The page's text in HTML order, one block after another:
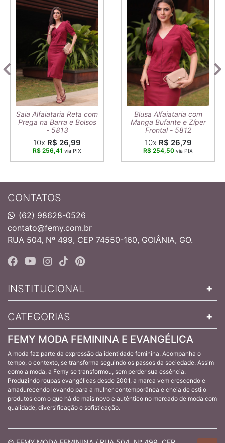
Saia Alfaiataria Reta com
Prega na Barra e Bolsos
- 5813
10x R$ 26,99
R$ 256,41 via PIX
Blusa Alfaiataria com
Manga Bufante e Zíper
Frontal - 5812
10x R$ 26,79
R$ 254,50 via PIX
CONTATOS
(62) 98628-0526
contato@femy.com.br
RUA 504, Nº 499, CEP 74550-160, GOIÂNIA, GO.
INSTITUCIONAL
CATEGORIAS
FEMY MODA FEMININA E EVANGÉLICA
A moda faz parte da expressão da identidade feminina. Acompanha o
tempo, o contexto, se transforma seguindo os passos da sociedade. Assim
como a moda, a Femy se transformou, sem perder sua essência.
Produzindo roupas evangélicas desde 2001, a marca vem crescendo e
amadurecendo levando para a mulher contemporânea e cheia de estilo
produtos com o que há de mais novo e autêntico no mercado de moda com
qualidade, diversificação e sofisticação.